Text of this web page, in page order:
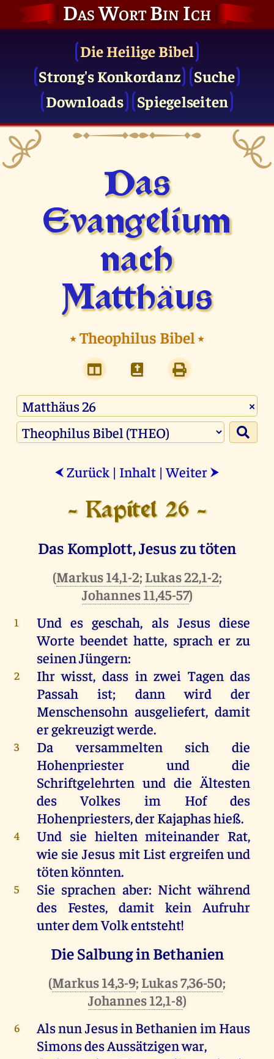
Das Wort Bin Ich
Die Heilige Bibel
Strong's Konkordanz
Suche
Downloads
Spiegelseiten
Das
Evangelium
nach
Matthäus
⭑Theophilus Bibel⭑
×
⮜ Zurück | Inhalt |Weiter ⮞
- Kapitel 26 -
Das Komplott, Jesus zu töten
(Markus 14,1-2; Lukas 22,1-2;
Johannes 11,45-57)
1 Und es geschah, als Jesus diese
Worte beendethatte, sprach er zu
seinenJüngern:
2 Ihrwisst, dass in zwei Tagen das
Passahist; dann wird
der
Menschensohnausgeliefert,damit
ergekreuzigtwerde.
3 Da versammelten sich
die
Hohenpriester
und
die
Schriftgelehrten und die Ältesten
des
Volkes im Hof
des
Hohenpriesters,derKajaphashieß.
4 Und sie hielten miteinander Rat,
wie sie Jesus mit List ergreifenund
tötenkönnten.
5 Sie sprachen aber: Nichtwährend
des
Festes, damit kein
Aufruhr
unterdemVolkentsteht!
Die Salbung in Bethanien
(Markus 14,3-9; Lukas 7,36-50;
Johannes 12,1-8)
6 AlsnunJesusinBethanienim Haus
SimonsdesAussätzigenwar,